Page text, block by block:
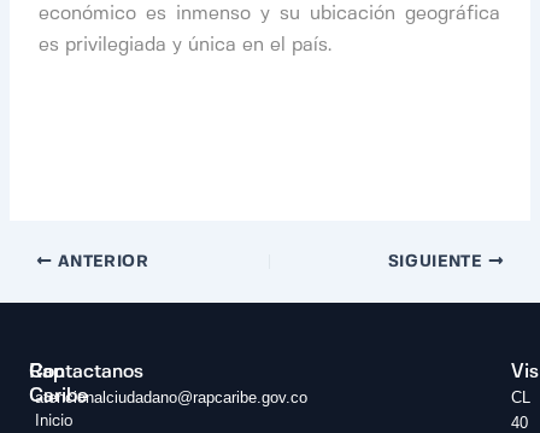
económico es inmenso y su ubicación geográfica
es privilegiada y única en el país.
ANTERIOR SIGUIENTE
Rap
Caribe
Inicio
Contactanos
atencionalciudadano@rapcaribe.gov.co
CL
40